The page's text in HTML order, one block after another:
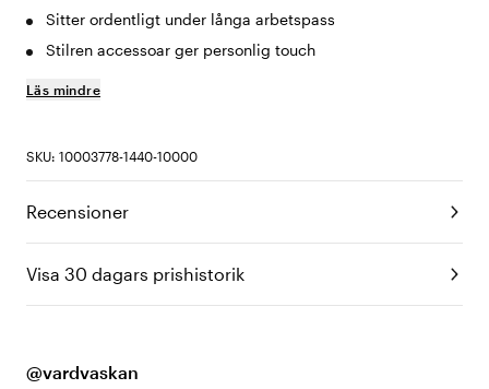
Sitter ordentligt under långa arbetspass
Stilren accessoar ger personlig touch
Läs mindre
SKU: 10003778-1440-10000
Recensioner
Visa 30 dagars prishistorik
@vardvaskan